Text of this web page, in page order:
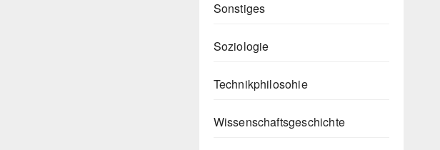
Sonstiges
Soziologie
Technikphilosohie
Wissenschaftsgeschichte